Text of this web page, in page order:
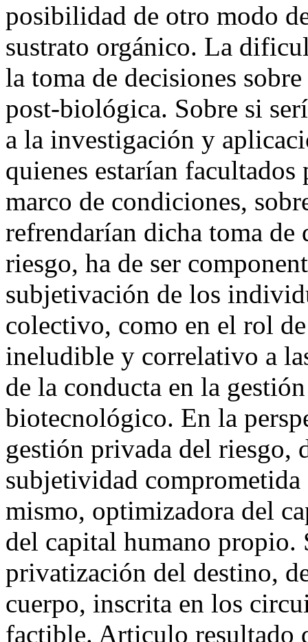
posibilidad de otro modo
sustrato orgánico. La
la toma de decisiones
post-biológica. Sobre si
a la investigación y
quienes estarían
marco de condiciones,
refrendarían dicha toma de
riesgo, ha de ser
subjetivación de los
colectivo, como en el rol
ineludible y correlativo a
de la conducta en la
biotecnológico. En la
gestión privada del riesgo,
subjetividad
mismo, optimizadora del
del capital humano propio.
privatización del destino,
cuerpo, inscrita en los
factible. Articulo